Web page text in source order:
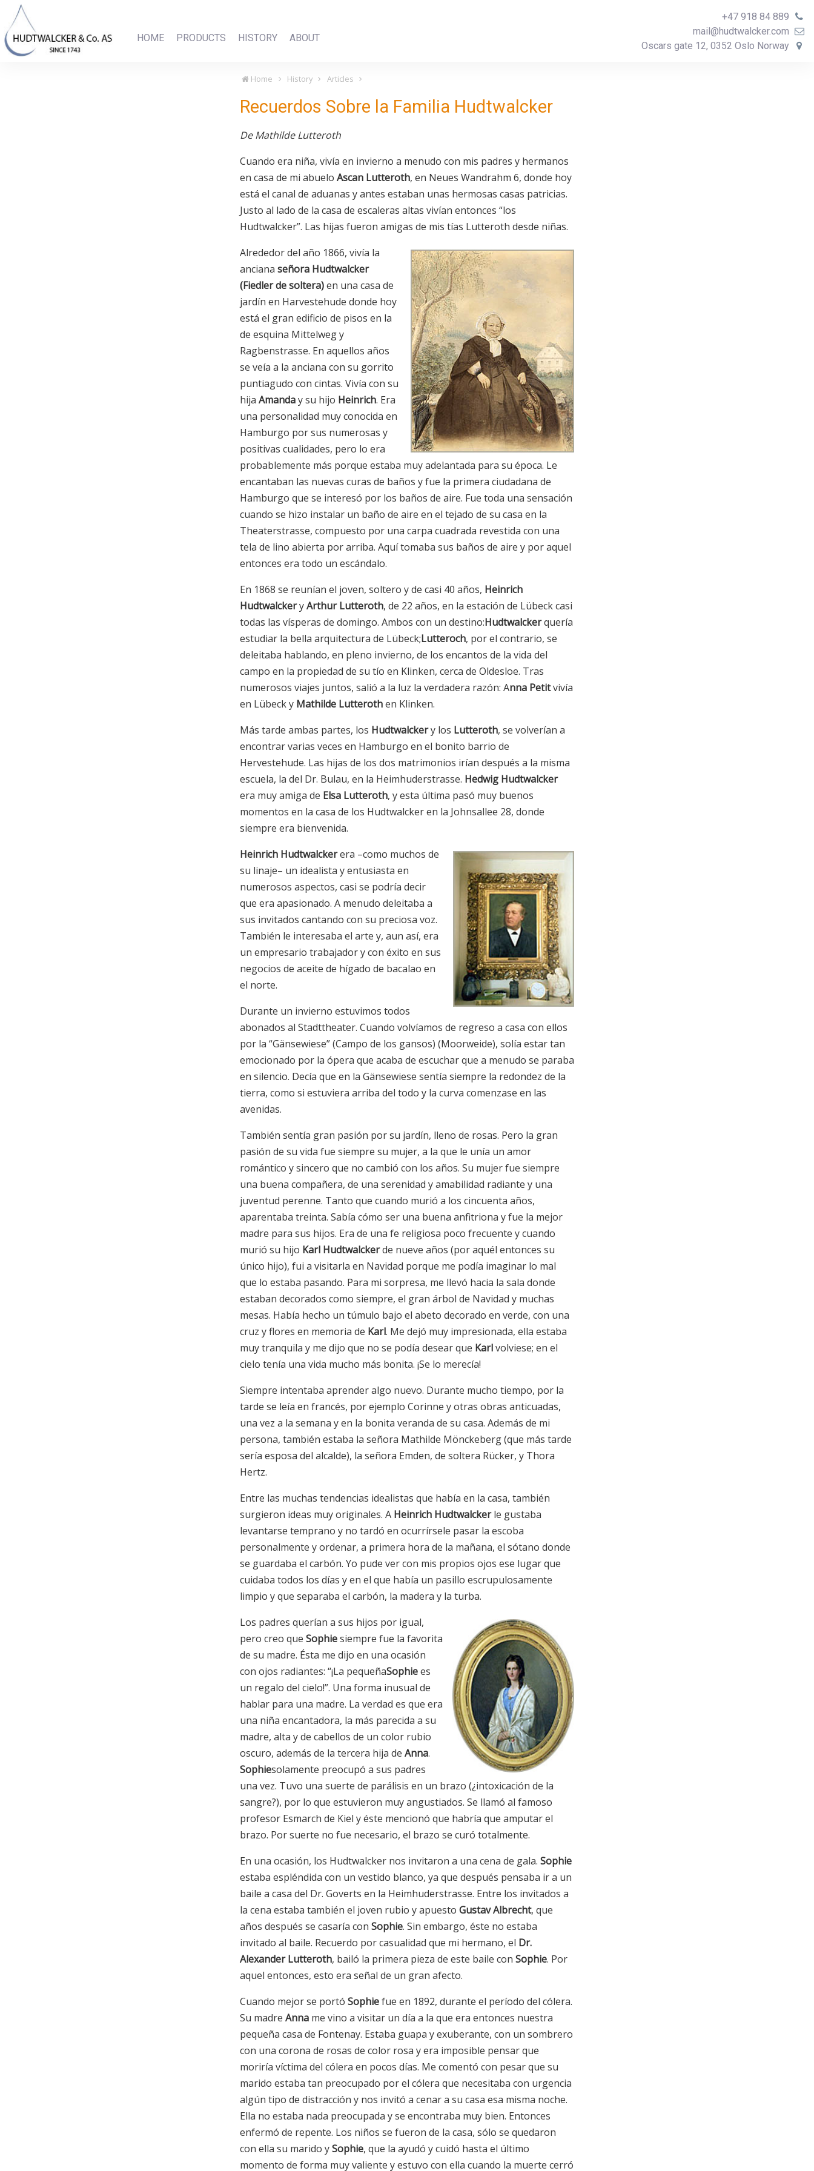
HOME PRODUCTS HISTORY ABOUT
+47 918 84 889
mail@hudtwalcker.com
Oscars gate 12, 0352 Oslo Norway
Home History Articles
Recuerdos Sobre la Familia Hudtwalcker
De Mathilde Lutteroth
Cuando era niña, vivía en invierno a menudo con mis padres y hermanos
en casa de mi abuelo Ascan Lutteroth, en Neues Wandrahm 6, donde hoy
está el canal de aduanas y antes estaban unas hermosas casas patricias.
Justo al lado de la casa de escaleras altas vivían entonces “los
Hudtwalcker”. Las hijas fueron amigas de mis tías Lutteroth desde niñas.
Alrededor del año 1866, vivía la
anciana señora Hudtwalcker
(Fiedler de soltera)en una casa de
jardín en Harvestehude donde hoy
está el gran edificio de pisos en la
de esquina Mittelweg y
Ragbenstrasse. En aquellos años
se veía a la anciana con su gorrito
puntiagudo con cintas. Vivía con su
hija Amanday su hijo Heinrich. Era
una personalidad muy conocida en
Hamburgo por sus numerosas y
positivas cualidades, pero lo era
probablemente más porque estaba muy adelantada para su época. Le
encantaban las nuevas curas de baños y fue la primera ciudadana de
Hamburgo que se interesó por los baños de aire. Fue toda una sensación
cuando se hizo instalar un baño de aire en el tejado de su casa en la
Theaterstrasse, compuesto por una carpa cuadrada revestida con una
tela de lino abierta por arriba. Aquí tomaba sus baños de aire y por aquel
entonces era todo un escándalo.
En 1868 se reunían el joven, soltero y de casi 40 años, Heinrich
HudtwalckeryArthur Lutteroth, de 22 años, en la estación de Lübeck casi
todas las vísperas de domingo. Ambos con un destino:Hudtwalckerquería
estudiar la bella arquitectura de Lübeck;Lutteroch, por el contrario, se
deleitaba hablando, en pleno invierno, de los encantos de la vida del
campo en la propiedad de su tío en Klinken, cerca de Oldesloe. Tras
numerosos viajes juntos, salió a la luz la verdadera razón: Anna Petitvivía
en Lübeck y Mathilde Lutterothen Klinken.
Más tarde ambas partes, los Hudtwalckery los Lutteroth, se volverían a
encontrar varias veces en Hamburgo en el bonito barrio de
Hervestehude. Las hijas de los dos matrimonios irían después a la misma
escuela, la del Dr. Bulau, en la Heimhuderstrasse. Hedwig Hudtwalcker
era muy amiga de Elsa Lutteroth, y esta última pasó muy buenos
momentos en la casa de los Hudtwalcker en la Johnsallee 28, donde
siempre era bienvenida.
Heinrich Hudtwalckerera –como muchos de
su linaje– un idealista y entusiasta en
numerosos aspectos, casi se podría decir
que era apasionado. A menudo deleitaba a
sus invitados cantando con su preciosa voz.
También le interesaba el arte y, aun así, era
un empresario trabajador y con éxito en sus
negocios de aceite de hígado de bacalao en
el norte.
Durante un invierno estuvimos todos
abonados al Stadttheater. Cuando volvíamos de regreso a casa con ellos
por la “Gänsewiese” (Campo de los gansos) (Moorweide), solía estar tan
emocionado por la ópera que acaba de escuchar que a menudo se paraba
en silencio. Decía que en la Gänsewiese sentía siempre la redondez de la
tierra, como si estuviera arriba del todo y la curva comenzase en las
avenidas.
También sentía gran pasión por su jardín, lleno de rosas. Pero la gran
pasión de su vida fue siempre su mujer, a la que le unía un amor
romántico y sincero que no cambió con los años. Su mujer fue siempre
una buena compañera, de una serenidad y amabilidad radiante y una
juventud perenne. Tanto que cuando murió a los cincuenta años,
aparentaba treinta. Sabía cómo ser una buena anfitriona y fue la mejor
madre para sus hijos. Era de una fe religiosa poco frecuente y cuando
murió su hijo Karl Hudtwalckerde nueve años (por aquél entonces su
único hijo), fui a visitarla en Navidad porque me podía imaginar lo mal
que lo estaba pasando. Para mi sorpresa, me llevó hacia la sala donde
estaban decorados como siempre, el gran árbol de Navidad y muchas
mesas. Había hecho un túmulo bajo el abeto decorado en verde, con una
cruz y flores en memoria de Karl. Me dejó muy impresionada, ella estaba
muy tranquila y me dijo que no se podía desear que Karlvolviese; en el
cielo tenía una vida mucho más bonita. ¡Se lo merecía!
Siempre intentaba aprender algo nuevo. Durante mucho tiempo, por la
tarde se leía en francés, por ejemplo Corinne y otras obras anticuadas,
una vez a la semana y en la bonita veranda de su casa. Además de mi
persona, también estaba la señora Mathilde Mönckeberg (que más tarde
sería esposa del alcalde), la señora Emden, de soltera Rücker, y Thora
Hertz.
Entre las muchas tendencias idealistas que había en la casa, también
surgieron ideas muy originales. A Heinrich Hudtwalckerle gustaba
levantarse temprano y no tardó en ocurrírsele pasar la escoba
personalmente y ordenar, a primera hora de la mañana, el sótano donde
se guardaba el carbón. Yo pude ver con mis propios ojos ese lugar que
cuidaba todos los días y en el que había un pasillo escrupulosamente
limpio y que separaba el carbón, la madera y la turba.
Los padres querían a sus hijos por igual,
pero creo que Sophiesiempre fue la favorita
de su madre. Ésta me dijo en una ocasión
con ojos radiantes: “¡La pequeñaSophiees
un regalo del cielo!”. Una forma inusual de
hablar para una madre. La verdad es que era
una niña encantadora, la más parecida a su
madre, alta y de cabellos de un color rubio
oscuro, además de la tercera hija de Anna.
Sophiesolamente preocupó a sus padres
una vez. Tuvo una suerte de parálisis en un brazo (¿intoxicación de la
sangre?), por lo que estuvieron muy angustiados. Se llamó al famoso
profesor Esmarch de Kiel y éste mencionó que habría que amputar el
brazo. Por suerte no fue necesario, el brazo se curó totalmente.
En una ocasión, los Hudtwalcker nos invitaron a una cena de gala. Sophie
estaba espléndida con un vestido blanco, ya que después pensaba ir a un
baile a casa del Dr. Goverts en la Heimhuderstrasse. Entre los invitados a
la cena estaba también el joven rubio y apuesto Gustav Albrecht, que
años después se casaría con Sophie. Sin embargo, éste no estaba
invitado al baile. Recuerdo por casualidad que mi hermano, el Dr.
Alexander Lutteroth, bailó la primera pieza de este baile con Sophie. Por
aquel entonces, esto era señal de un gran afecto.
Cuando mejor se portó Sophiefue en 1892, durante el período del cólera.
Su madre Anna me vino a visitar un día a la que era entonces nuestra
pequeña casa de Fontenay. Estaba guapa y exuberante, con un sombrero
con una corona de rosas de color rosa y era imposible pensar que
moriría víctima del cólera en pocos días. Me comentó con pesar que su
marido estaba tan preocupado por el cólera que necesitaba con urgencia
algún tipo de distracción y nos invitó a cenar a su casa esa misma noche.
Ella no estaba nada preocupada y se encontraba muy bien. Entonces
enfermó de repente. Los niños se fueron de la casa, sólo se quedaron
con ella su marido ySophie, que la ayudó y cuidó hasta el último
momento de forma muy valiente y estuvo con ella cuando la muerte cerró